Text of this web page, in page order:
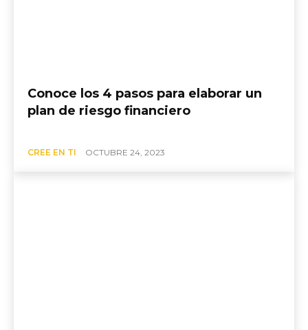
Conoce los 4 pasos para elaborar un
plan de riesgo financiero
CREE EN TI OCTUBRE 24, 2023